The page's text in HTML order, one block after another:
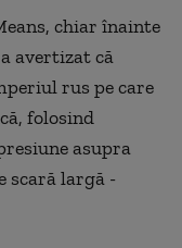
chiar înainte
avertizat că
rus pe care
folosind
asupra
scară largă -